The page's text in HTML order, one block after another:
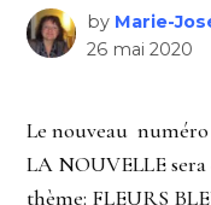
by Marie-
26 mai 2020
Le nouveau numéro
LA NOUVELLE
thème: FLEURS